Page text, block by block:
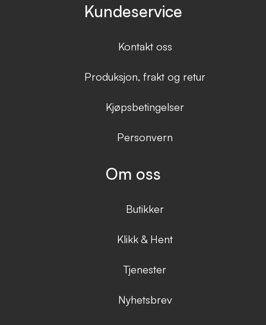
Kundeservice
Kontakt oss
Produksjon, frakt og retur
Kjøpsbetingelser
Personvern
Om oss
Butikker
Klikk & Hent
Tjenester
Nyhetsbrev